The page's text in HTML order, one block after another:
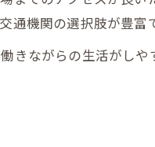
機関の選択肢が豊富で
きながらの生活がしや